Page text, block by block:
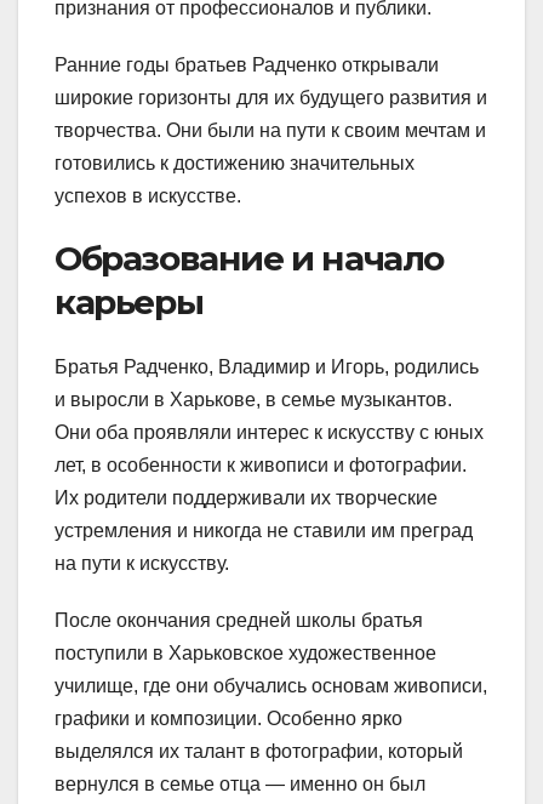
признания от профессионалов и публики.
Ранние годы братьев Радченко открывали
широкие горизонты для их будущего развития и
творчества. Они были на пути к своим мечтам и
готовились к достижению значительных
успехов в искусстве.
Образование и начало
карьеры
Братья Радченко, Владимир и Игорь, родились
и выросли в Харькове, в семье музыкантов.
Они оба проявляли интерес к искусству с юных
лет, в особенности к живописи и фотографии.
Их родители поддерживали их творческие
устремления и никогда не ставили им преград
на пути к искусству.
После окончания средней школы братья
поступили в Харьковское художественное
училище, где они обучались основам живописи,
графики и композиции. Особенно ярко
выделялся их талант в фотографии, который
вернулся в семье отца — именно он был